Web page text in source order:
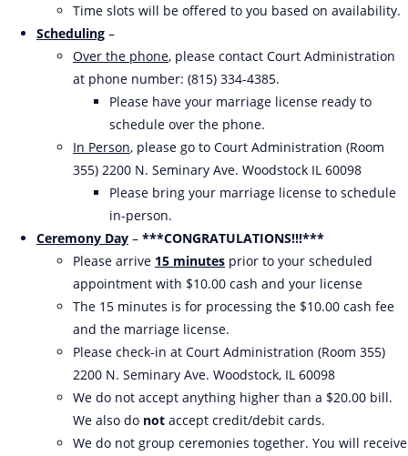
Time slots will be offered to you based on availability.
Scheduling –
Over the phone, please contact Court Administration
at phone number: (815) 334-4385.
Please have your marriage license ready to
schedule over the phone.
In Person, please go to Court Administration (Room
355) 2200 N. Seminary Ave. Woodstock IL 60098
Please bring your marriage license to schedule
in-person.
Ceremony Day – ***CONGRATULATIONS!!!***
Please arrive 15 minutes prior to your scheduled
appointment with $10.00 cash and your license
The 15 minutes is for processing the $10.00 cash fee
and the marriage license.
Please check-in at Court Administration (Room 355)
2200 N. Seminary Ave. Woodstock, IL 60098
We do not accept anything higher than a $20.00 bill.
We also do not accept credit/debit cards.
We do not group ceremonies together. You will receive